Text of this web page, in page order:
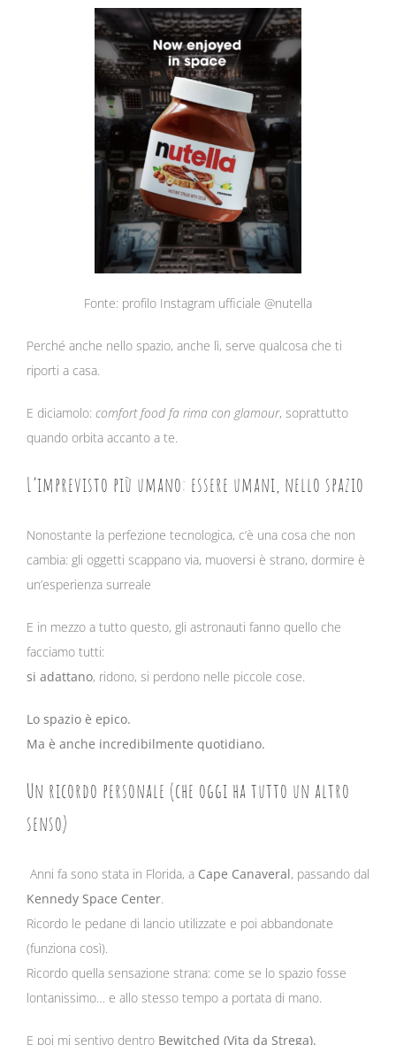
Fonte: profilo Instagram ufficiale @nutella
Perché anche nello spazio, anche lì, serve qualcosa che ti
riporti a casa.
E diciamolo: comfort food fa rima con glamour, soprattutto
quando orbita accanto a te.
L’imprevisto più umano: essere umani, nello spazio
Nonostante la perfezione tecnologica, c’è una cosa che non
cambia: gli oggetti scappano via, muoversi è strano, dormire è
un’esperienza surreale
E in mezzo a tutto questo, gli astronauti fanno quello che
facciamo tutti:
si adattano, ridono, si perdono nelle piccole cose.
Lo spazio è epico.
Ma è anche incredibilmente quotidiano.
Un ricordo personale (che oggi ha tutto un altro
senso)
Anni fa sono stata in Florida, a Cape Canaveral, passando dal
Kennedy Space Center
Ricordo le pedane di lancio utilizzate e poi abbandonate
(funziona così).
Ricordo quella sensazione strana: come se lo spazio fosse
lontanissimo… e allo stesso tempo a portata di mano.
E poi mi sentivo dentro Bewitched (Vita da Strega).